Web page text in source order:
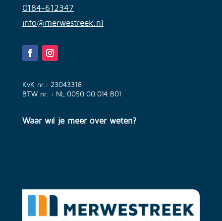
0184-612347
info@merwestreek.nl
KvK nr.: 23043318
BTW nr. : NL.0050.00.014.B01
Waar wil je meer over weten?